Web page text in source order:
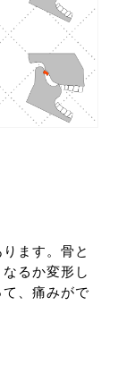
ます。骨と
るか変形し
、痛みがで